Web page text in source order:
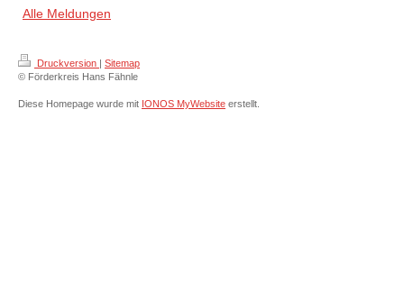
Alle Meldungen
Druckversion | Sitemap
© Förderkreis Hans Fähnle
Diese Homepage wurde mit IONOS MyWebsite erstellt.